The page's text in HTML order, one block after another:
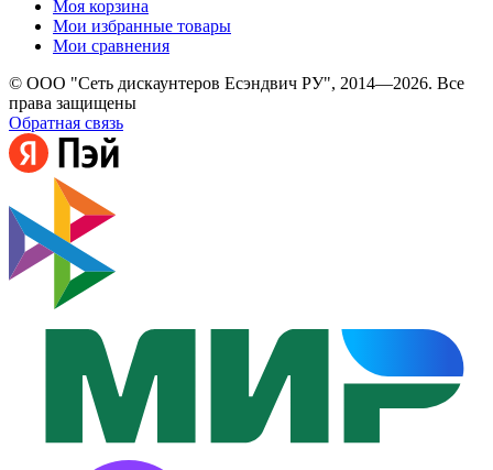
Моя корзина
Мои избранные товары
Мои сравнения
© ООО "Сеть дискаунтеров Есэндвич РУ", 2014—2026. Все
права защищены
Обратная связь